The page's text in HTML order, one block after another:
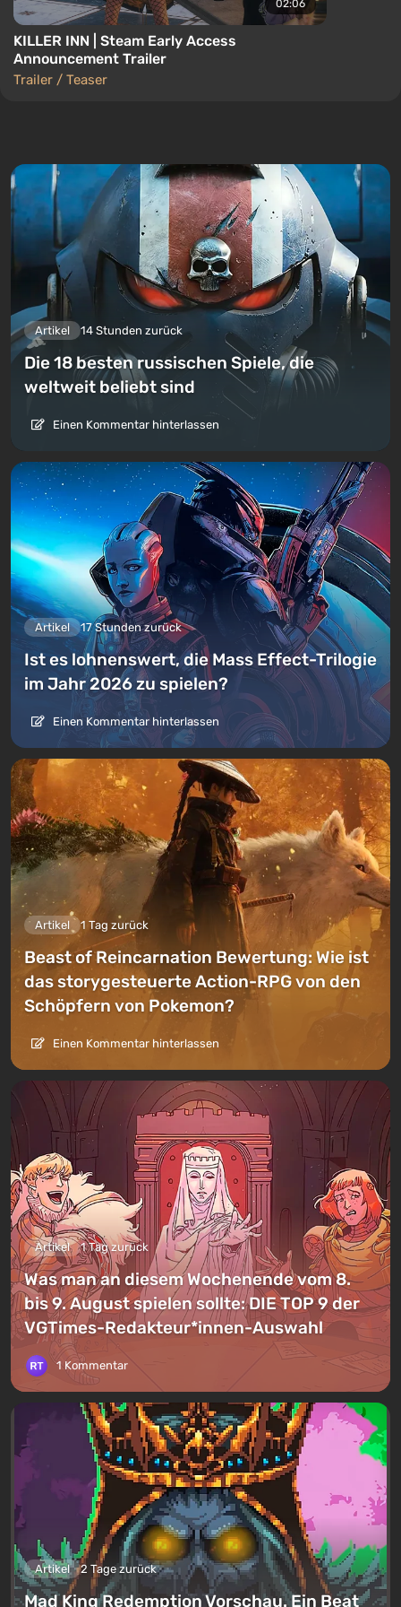
02:06
KILLER INN | Steam Early Access
Announcement Trailer
Trailer / Teaser
Artikel 14 Stunden zurück
Die 18 besten russischen Spiele, die
weltweit beliebt sind
Einen Kommentar hinterlassen
Artikel 17 Stunden zurück
Ist es lohnenswert, die Mass Effect-Trilogie
im Jahr 2026 zu spielen?
Einen Kommentar hinterlassen
Artikel 1 Tag zurück
Beast of Reincarnation Bewertung: Wie ist
das storygesteuerte Action-RPG von den
Schöpfern von Pokemon?
Einen Kommentar hinterlassen
Artikel 1 Tag zurück
Was man an diesem Wochenende vom 8.
bis 9. August spielen sollte: DIE TOP 9 der
VGTimes-Redakteur*innen-Auswahl
1 Kommentar
Artikel 2 Tage zurück
Mad King Redemption Vorschau. Ein Beat